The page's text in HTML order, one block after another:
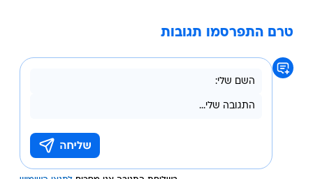
טרם התפרסמו תגובות